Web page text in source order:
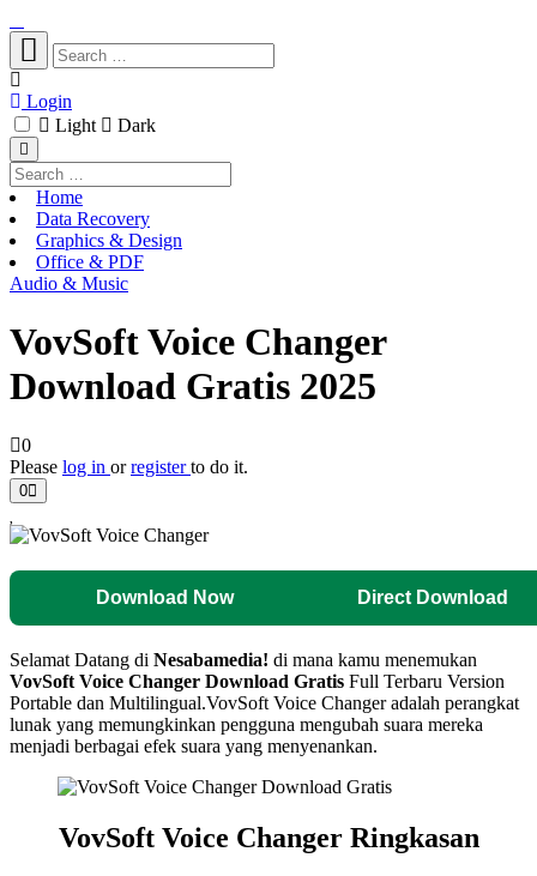
Login
Light
Dark
Home
Data Recovery
Graphics & Design
Office & PDF
Audio & Music
VovSoft Voice Changer
Download Gratis 2025
0
Please log in orregisterto do it.
0
Download Now Direct Download
Selamat Datang di Nesabamedia! di mana kamu menemukan
VovSoft Voice Changer Download Gratis Full Terbaru Version
Portable dan Multilingual.VovSoft Voice Changer adalah perangkat
lunak yang memungkinkan pengguna mengubah suara mereka
menjadi berbagai efek suara yang menyenankan.
VovSoft Voice Changer Ringkasan